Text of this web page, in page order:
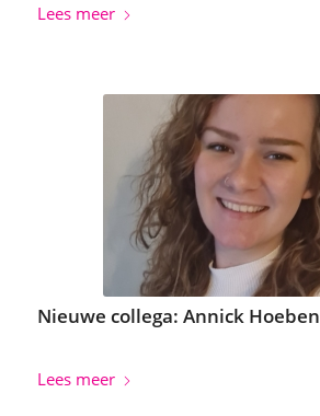
Lees meer
Nieuwe collega: Annick Hoeben
Lees meer